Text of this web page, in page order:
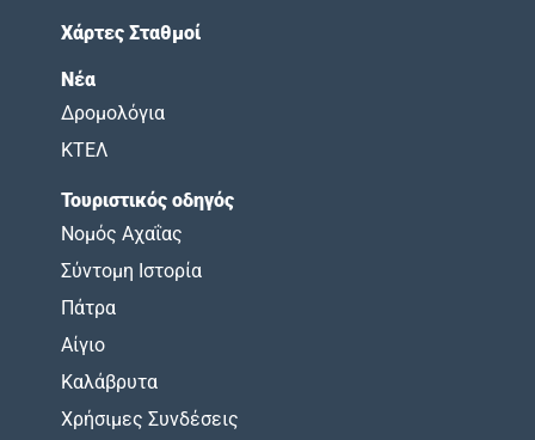
Χάρτες Σταθμοί
Νέα
Δρομολόγια
ΚΤΕΛ
Τουριστικός οδηγός
Νομός Αχαΐας
Σύντομη Ιστορία
Πάτρα
Αίγιο
Καλάβρυτα
Χρήσιμες Συνδέσεις